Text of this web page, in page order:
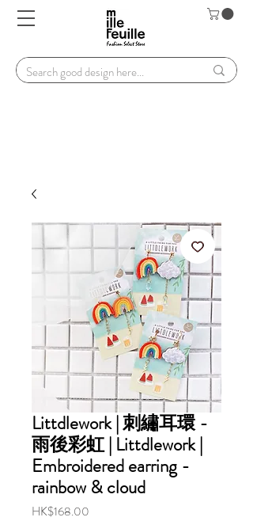
Littdlework | 刺繡耳環 -
雨後彩虹 | Littdlework |
Embroidered earring -
rainbow & cloud
HK$168.00